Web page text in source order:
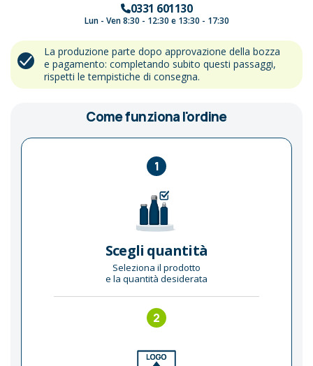
0331 601130
Lun - Ven 8:30 - 12:30 e 13:30 - 17:30
La produzione parte dopo approvazione della bozza
e pagamento: completando subito questi passaggi,
rispetti le tempistiche di consegna.
Come funziona l'ordine
1
Scegli quantità
Seleziona il prodotto
e la quantità desiderata
2